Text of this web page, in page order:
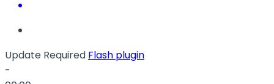
Update Required Flash plugin
-